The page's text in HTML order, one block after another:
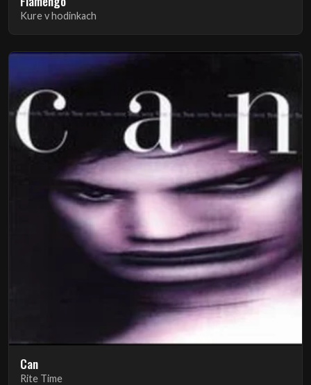
Kure v hodinkach
Can
Rite Time